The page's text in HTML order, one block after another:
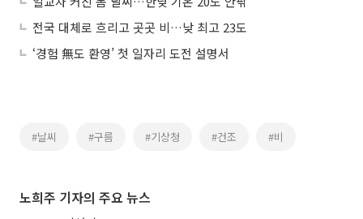
전국 대체로 흐리고 곳곳 비…낮 최고 23도
‘경험 無도 환영’ 첫 일자리 도전 설명서
#날씨 #구름 #기상청 #건조 #비
노희주 기자의 주요 뉴스